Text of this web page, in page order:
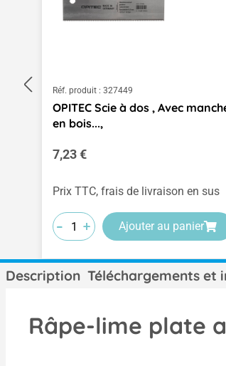
Réf. produit : 327449
OPITEC Scie à dos , Avec
en bois...,
Prix régulier :
7,23 €
Prix TTC, frais de livraison en sus
-
-
- +
+
+ Ajouter au panier
Description Téléchargements et
Râpe-lime plate